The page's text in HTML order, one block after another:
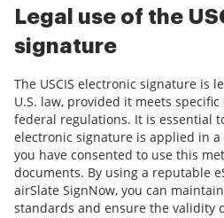
Legal use of the
signature
The USCIS electronic signature is
U.S. law, provided it meets
federal regulations. It is essential
electronic signature is applied in
you have consented to use this
documents. By using a reputable
airSlate SignNow, you can
standards and ensure the validity